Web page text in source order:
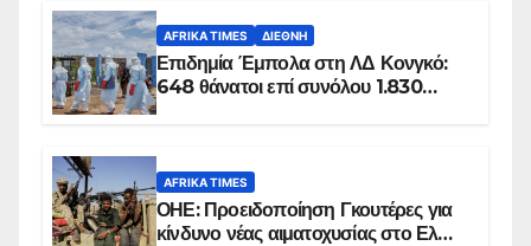
AFRIKA TIMES ΔΙΕΘΝΉ
Επιδημία Έμπολα στη ΛΔ Κονγκό:
648 θάνατοι επί συνόλου 1.830
AFRIKA TIMES
ΟΗΕ: Προειδοποίηση Γκουτέρες για
κίνδυνο νέας αιματοχυσίας στο Ελ